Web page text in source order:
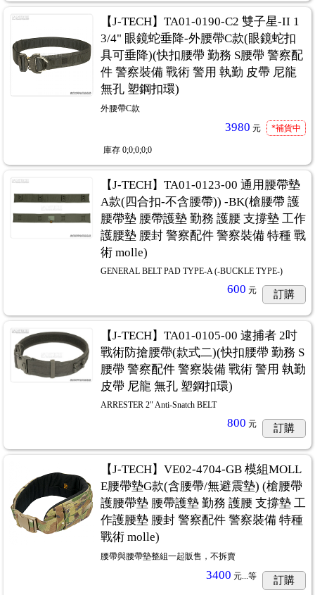
【J-TECH】TA01-0190-C2 雙子星-II 1
3/4" 眼鏡蛇垂降-外腰帶C款(眼鏡蛇扣
具可垂降)(快扣腰帶 勤務 S腰帶 警察配
件 警察裝備 戰術 警用 執勤 皮帶 尼龍
無孔 塑鋼扣環)
外腰帶C款
3980 元 *補貨中
庫存 0;0;0;0;0
【J-TECH】TA01-0123-00 通用腰帶墊
A款(四合扣-不含腰帶)) -BK(槍腰帶 護
腰帶墊 腰帶護墊 勤務 護腰 支撐墊 工作
護腰墊 腰封 警察配件 警察裝備 特種 戰
術 molle)
GENERAL BELT PAD TYPE-A (-BUCKLE TYPE-)
600 元 訂購
【J-TECH】TA01-0105-00 逮捕者 2吋
戰術防搶腰帶(款式二)(快扣腰帶 勤務 S
腰帶 警察配件 警察裝備 戰術 警用 執勤
皮帶 尼龍 無孔 塑鋼扣環)
ARRESTER 2" Anti-Snatch BELT
800 元 訂購
【J-TECH】VE02-4704-GB 模組MOLL
E腰帶墊G款(含腰帶/無避震墊) (槍腰帶
護腰帶墊 腰帶護墊 勤務 護腰 支撐墊 工
作護腰墊 腰封 警察配件 警察裝備 特種
戰術 molle)
腰帶與腰帶墊整組一起販售，不拆賣
3400 元...等 訂購